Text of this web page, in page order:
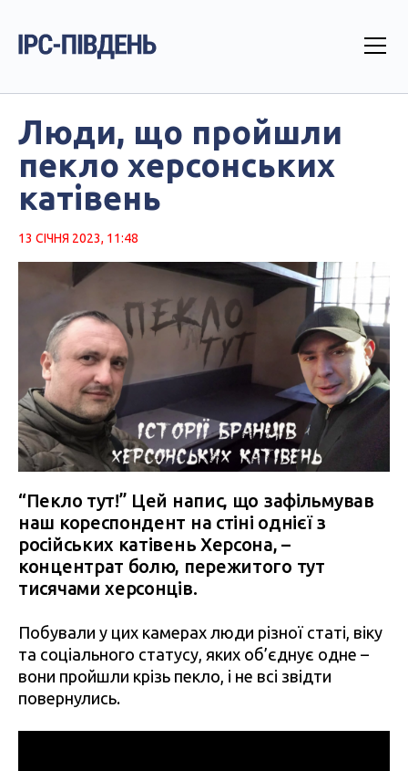
Люди, що пройшли
пекло херсонських
катівень
13 СІЧНЯ 2023, 11:48
“Пекло тут!” Цей напис, що зафільмував
наш кореспондент на стіні однієї з
російських катівень Херсона, –
концентрат болю, пережитого тут
тисячами херсонців.
Побували у цих камерах люди різної статі, віку
та соціального статусу, яких об’єднує одне –
вони пройшли крізь пекло, і не всі звідти
повернулись.